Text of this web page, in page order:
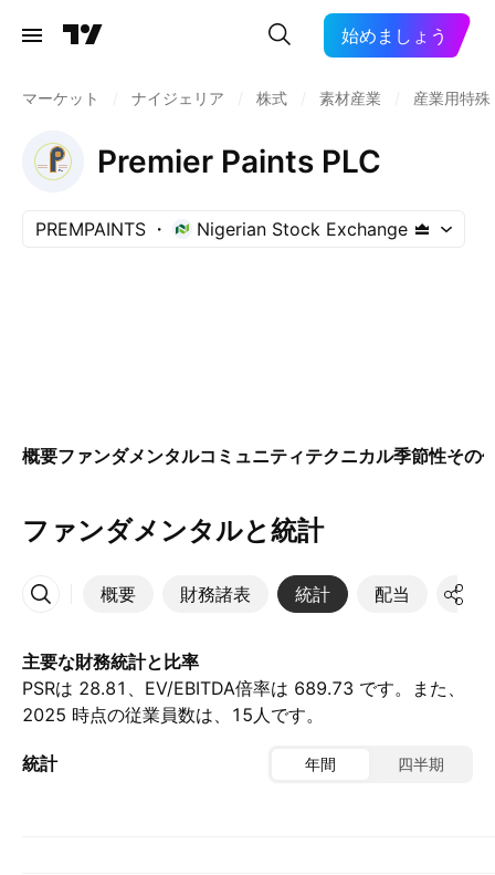
始めましょう
マーケット ナイジェリア 株式 素材産業 産業用特殊
Premier Paints PLC
PREMPAINTS Nigerian Stock Exchange
概要ファンダメンタルコミュニティテクニカル季節性その
ファンダメンタルと統計
概要 財務諸表 統計 配当 決算
その他
主要な財務統計と比率
PSRは 28.81、EV/EBITDA倍率は 689.73 です。また、
2025 時点の従業員数は、15人です。
統計 年間 四半期